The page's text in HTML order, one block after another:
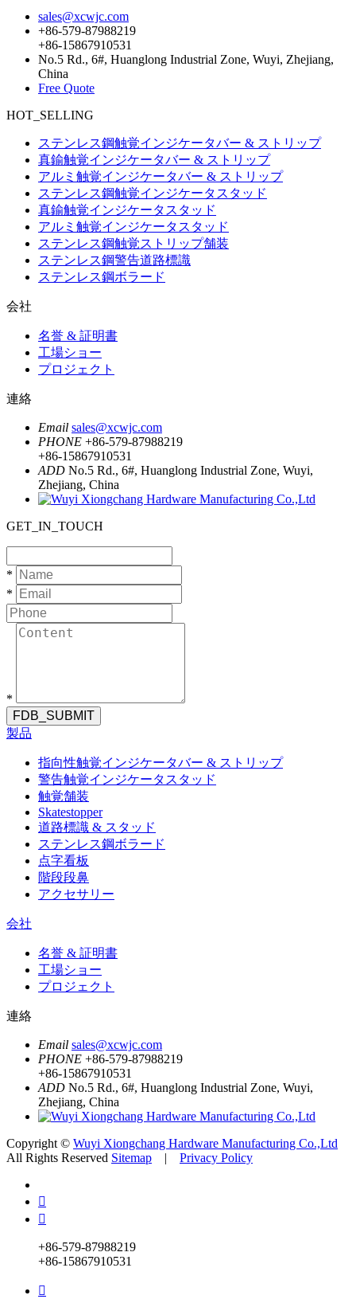
sales@xcwjc.com
+86-579-87988219
+86-15867910531
No.5 Rd., 6#, Huanglong Industrial Zone, Wuyi, Zhejiang,
China
Free Quote
HOT_SELLING
ステンレス鋼触覚インジケータバー & ストリップ
真鍮触覚インジケータバー & ストリップ
アルミ触覚インジケータバー & ストリップ
ステンレス鋼触覚インジケータスタッド
真鍮触覚インジケータスタッド
アルミ触覚インジケータスタッド
ステンレス鋼触覚ストリップ舗装
ステンレス鋼警告道路標識
ステンレス鋼ボラード
会社
名誉 & 証明書
工場ショー
プロジェクト
連絡
Email sales@xcwjc.com
PHONE +86-579-87988219
+86-15867910531
ADD No.5 Rd., 6#, Huanglong Industrial Zone, Wuyi,
Zhejiang, China
GET_IN_TOUCH
*
*
*
FDB_SUBMIT
製品
指向性触覚インジケータバー & ストリップ
警告触覚インジケータスタッド
触覚舗装
Skatestopper
道路標識 & スタッド
ステンレス鋼ボラード
点字看板
階段段鼻
アクセサリー
会社
名誉 & 証明書
工場ショー
プロジェクト
連絡
Email sales@xcwjc.com
PHONE +86-579-87988219
+86-15867910531
ADD No.5 Rd., 6#, Huanglong Industrial Zone, Wuyi,
Zhejiang, China
Copyright © Wuyi Xiongchang Hardware Manufacturing Co.,Ltd
All Rights Reserved Sitemap | Privacy Policy


+86-579-87988219
+86-15867910531
